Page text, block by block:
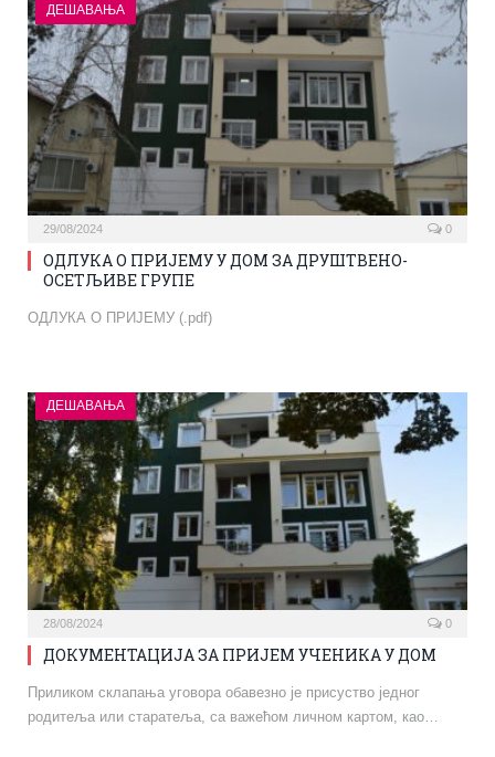
ДЕШАВАЊА
29/08/2024 0
ОДЛУКА О ПРИЈЕМУ У ДОМ ЗА ДРУШТВЕНО-
ОСЕТЉИВЕ ГРУПЕ
ОДЛУКА О ПРИЈЕМУ (.pdf)
ДЕШАВАЊА
28/08/2024 0
ДОКУМЕНТАЦИЈА ЗА ПРИЈЕМ УЧЕНИКА У ДОМ
Приликом склапања уговора обавезно је присуство једног
родитеља или старатеља, са важећом личном картом, као…